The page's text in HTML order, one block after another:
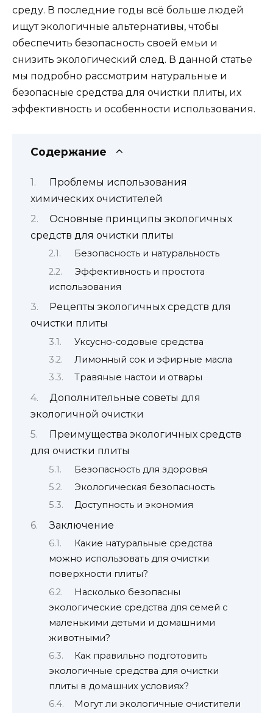
среду. В последние годы всё больше людей
ищут экологичные альтернативы, чтобы
обеспечить безопасность своей емьи и
снизить экологический след. В данной статье
мы подробно рассмотрим натуральные и
безопасные средства для очистки плиты, их
эффективность и особенности использования.
Содержание
Проблемы использования
химических очистителей
Основные принципы экологичных
средств для очистки плиты
Безопасность и натуральность
Эффективность и простота
использования
Рецепты экологичных средств для
очистки плиты
Уксусно-содовые средства
Лимонный сок и эфирные масла
Травяные настои и отвары
Дополнительные советы для
экологичной очистки
Преимущества экологичных средств
для очистки плиты
Безопасность для здоровья
Экологическая безопасность
Доступность и экономия
Заключение
Какие натуральные средства
можно использовать для очистки
поверхности плиты?
Насколько безопасны
экологические средства для семей с
маленькими детьми и домашними
животными?
Как правильно подготовить
экологичные средства для очистки
плиты в домашних условиях?
Могут ли экологичные очистители